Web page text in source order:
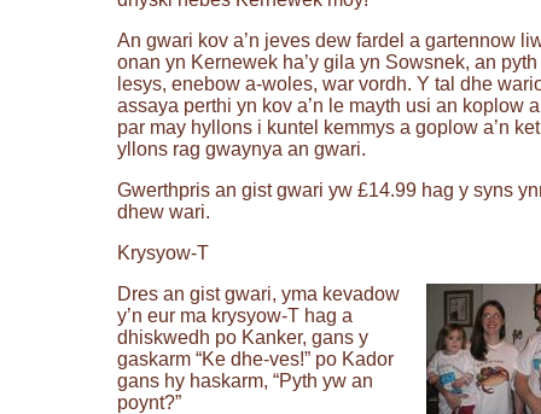
An gwari kov a’n jeves dew fardel a gartennow
onan yn Kernewek ha’y gila yn Sowsnek, an
lesys, enebow a-woles, war vordh. Y tal dhe
assaya perthi yn kov a’n le mayth usi an koplow
par may hyllons i kuntel kemmys a goplow a’n
yllons rag gwaynya an gwari.
Gwerthpris an gist gwari yw £14.99 hag y syns
dhew wari.
Krysyow-T
Dres an gist gwari, yma kevadow
y’n eur ma krysyow-T hag a
dhiskwedh po Kanker, gans y
gaskarm “Ke dhe-ves!” po Kador
gans hy haskarm, “Pyth yw an
poynt?”